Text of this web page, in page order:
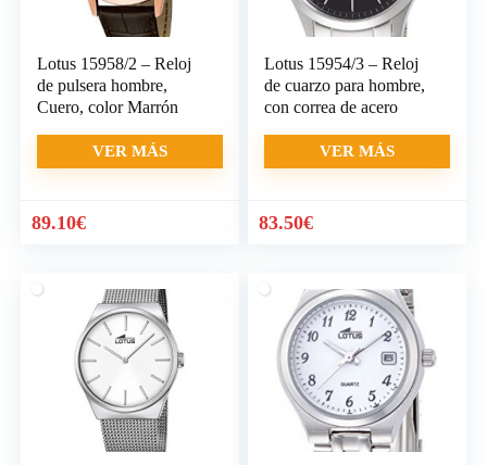
Lotus 15958/2 – Reloj
de pulsera hombre,
Cuero, color Marrón
VER MÁS
89.10€
Lotus 15954/3 – Reloj
de cuarzo para hombre,
con correa de acero
VER MÁS
83.50€